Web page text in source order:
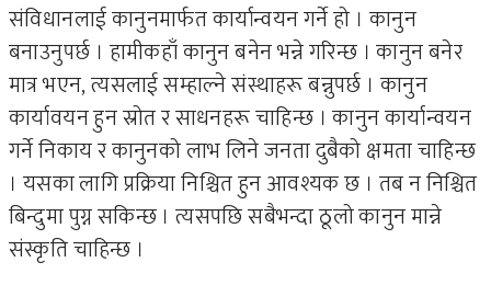
संविधानलाई कानुनमार्फत कार्यान्वयन गर्ने हो । कानुन
बनाउनुपर्छ । हामीकहाँ कानुन बनेन भन्ने गरिन्छ । कानुन बनेर
मात्र भएन, त्यसलाई सम्हाल्ने संस्थाहरू बन्नुपर्छ । कानुन
कार्यावयन हुन स्रोत र साधनहरू चाहिन्छ । कानुन कार्यान्वयन
गर्ने निकाय र कानुनको लाभ लिने जनता दुबैको क्षमता चाहिन्छ
। यसका लागि प्रक्रिया निश्चित हुन आवश्यक छ । तब न निश्चित
बिन्दुमा पुग्न सकिन्छ । त्यसपछि सबैभन्दा ठूलो कानुन मान्ने
संस्कृति चाहिन्छ ।